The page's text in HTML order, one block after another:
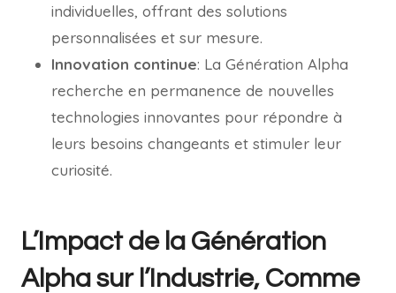
individuelles, offrant des solutions
personnalisées et sur mesure.
Innovation continue: La Génération Alpha
recherche en permanence de nouvelles
technologies innovantes pour répondre à
leurs besoins changeants et stimuler leur
curiosité.
L’Impact de la Génération
Alpha sur l’Industrie, Comme